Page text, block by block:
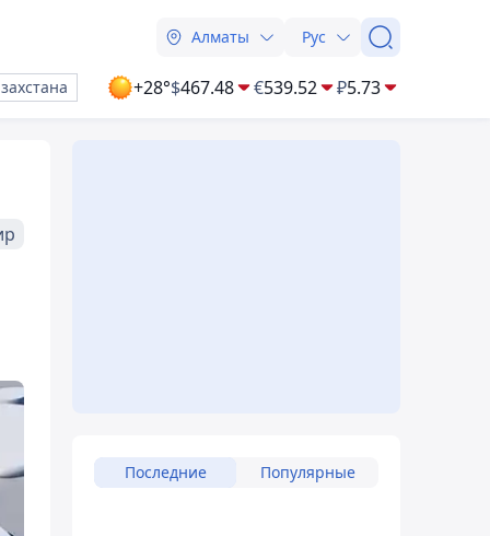
Алматы Рус
+28°$467.48 €539.52 ₽5.73
Последние Популярные